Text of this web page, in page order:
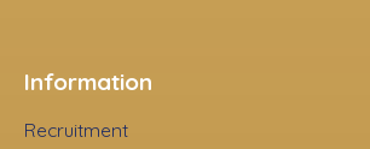
Information
Recruitment